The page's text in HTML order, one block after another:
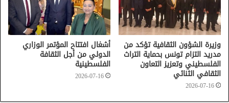
وزيرة الشؤون الثقافية تؤكد من
مدريد التزام تونس بحماية التراث
الفلسطيني وتعزيز التعاون
الثقافي الثنائي
2026-07-16
أشغال افتتاح المؤتمر الوزاري
الدولي من أجل الثقافة
الفلسطينية
2026-07-16